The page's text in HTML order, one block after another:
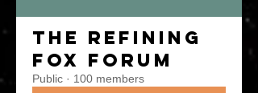
The Refining
Fox Forum
Public · 100 members